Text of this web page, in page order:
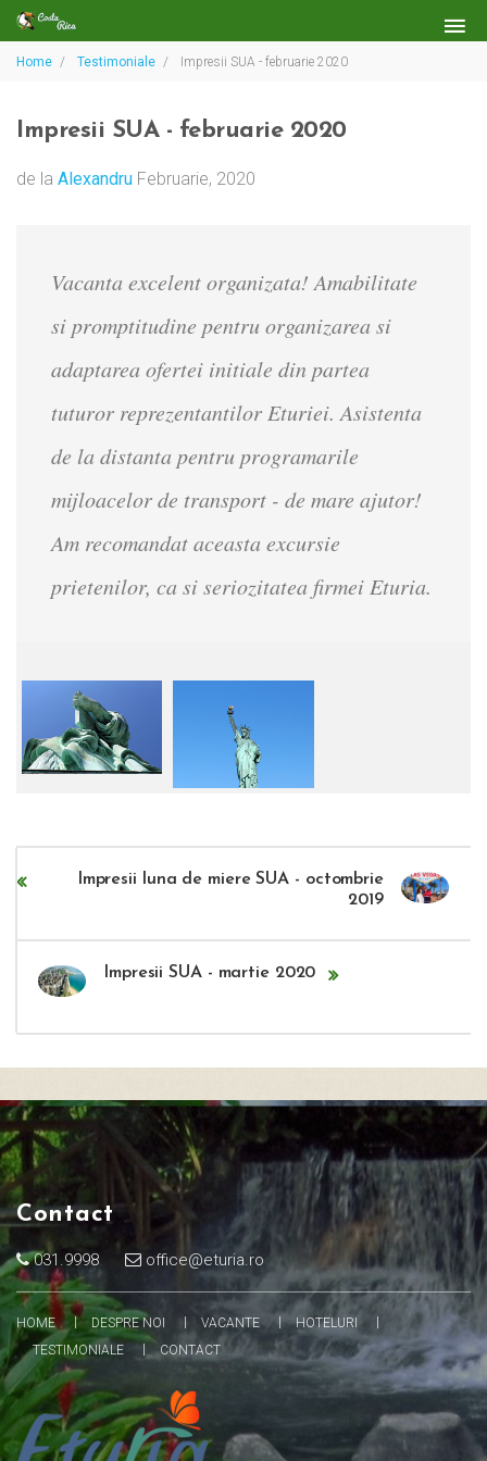
Home Testimoniale Impresii SUA - februarie 2020
Impresii SUA - februarie 2020
de la Alexandru Februarie, 2020
Vacanta excelent organizata! Amabilitate
si promptitudine pentru organizarea si
adaptarea ofertei initiale din partea
tuturor reprezentantilor Eturiei. Asistenta
de la distanta pentru programarile
mijloacelor de transport - de mare ajutor!
Am recomandat aceasta excursie
prietenilor, ca si seriozitatea firmei Eturia.
Impresii luna de miere SUA - octombrie
2019
Impresii SUA - martie 2020
Contact
031.9998 office@eturia.ro
HOME DESPRE NOI VACANTE
HOTELURI
TESTIMONIALE
CONTACT